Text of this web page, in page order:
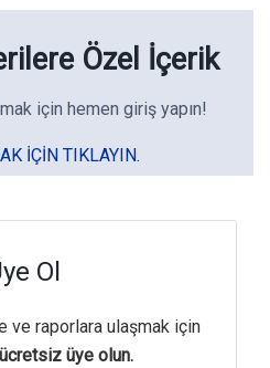
Özel İçerik
için hemen giriş yapın!
IÇIN TIKLAYIN.
Ol
ve raporlara ulaşmak için
ücretsiz üye olun.